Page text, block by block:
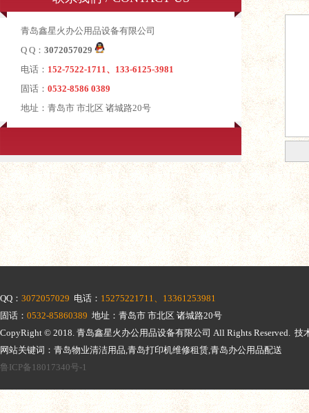
青岛鑫星火办公用品设备有限公司
Q Q： 3072057029
电话： 152-7522-1711、133-6125-3981
固话： 0532-8586 0389
地址：青岛市 市北区 诸城路20号
QQ： 3072057029 电话： 15275221711、13361253981
固话： 0532-85860389 地址：青岛市 市北区 诸城路20号
CopyRight © 2018. 青岛鑫星火办公用品设备有限公司 All Rights Reserved. 技
网站关键词：青岛物业清洁用品,青岛打印机维修租赁,青岛办公用品配送
鲁ICP备18017340号-1